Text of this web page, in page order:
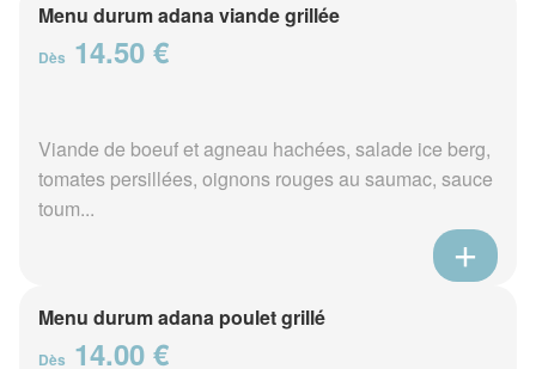
Menu durum adana viande grillée
Dès 14.50 €
Viande de boeuf et agneau hachées, salade ice berg,
tomates persillées, oignons rouges au saumac, sauce
toum...
Menu durum adana poulet grillé
Dès 14.00 €